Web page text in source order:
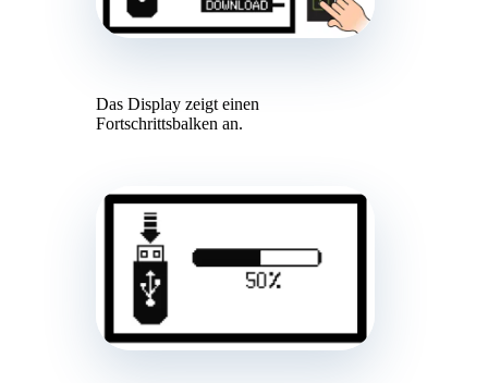
Das Display zeigt einen
Fortschrittsbalken an.